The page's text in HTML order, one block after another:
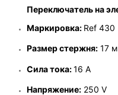
Переключатель на
Маркировка: Ref 430
Размер стержня: 17
Сила тока:16 А
Напряжение: 250 V